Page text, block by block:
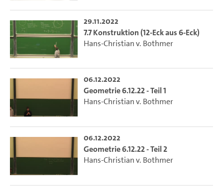
29.11.2022
7.7 Konstruktion (12-Eck aus 6-Eck)
Hans-Christian v. Bothmer
06.12.2022
Geometrie 6.12.22 - Teil 1
Hans-Christian v. Bothmer
06.12.2022
Geometrie 6.12.22 - Teil 2
Hans-Christian v. Bothmer